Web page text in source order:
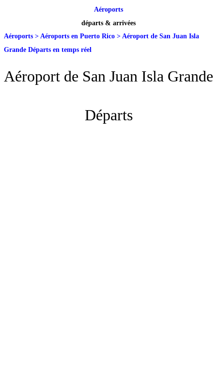
Aéroports
départs & arrivées
Aéroports > Aéroports en Puerto Rico > Aéroport de San Juan Isla
Grande Départs en temps réel
Aéroport de San Juan Isla Grande
Départs